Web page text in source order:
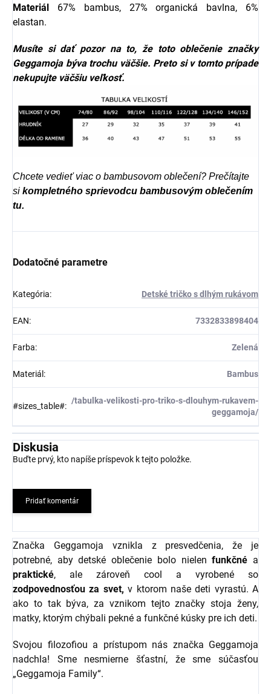
Materiál 67% bambus, 27% organická bavlna, 6%
elastan.
Musíte si dať pozor na to, že toto oblečenie značky
Geggamojabýva trochu väčšie. Preto si v tomto prípade
nekupujte väčšiu veľkosť.
Chcete vedieť viac o bambusovom oblečení? Prečítajte
si kompletného sprievodcu bambusovým oblečením
tu.
Dodatočné parametre
Kategória: Detské tričko s dlhým rukávom
EAN: 7332833898404
Farba: Zelená
Materiál : Bambus
#sizes_table#:
/tabulka-velikosti-pro-triko-s-dlouhym-rukavem-
geggamoja/
Diskusia
Buďte prvý, kto napíše príspevok k tejto položke.
Pridať komentár
Značka Geggamoja vznikla z presvedčenia, že je
potrebné, aby detské oblečenie bolo nielenfunkčné a
praktické, ale zároveň cool a vyrobené so
zodpovednosťou za svet, v ktorom naše deti vyrastú. A
ako to tak býva, za vznikom tejto značky stoja ženy,
matky, ktorým chýbali pekné a funkčné kúsky pre ich deti.
Svojou filozofiou a prístupom nás značka Geggamoja
nadchla! Sme nesmierne šťastní, že sme súčasťou
„Geggamoja Family“.